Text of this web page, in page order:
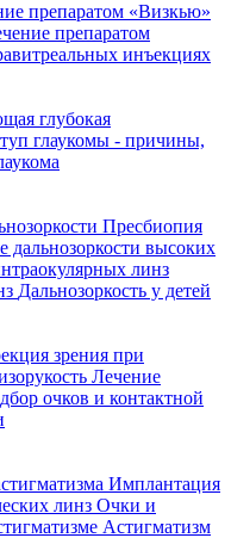
препаратом «Визкью»
препаратом
инъекциях
глубокая
глаукомы - причины,
Пресбиопия
дальнозоркости высоких
линз
Дальнозоркость у детей
зрения при
Лечение
очков и контактной
Имплантация
линз Очки и
Астигматизм